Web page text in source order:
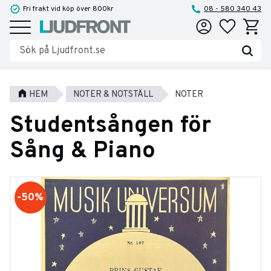
Meny
Fri frakt vid köp över 800kr 08 - 580 340 43
Favoriter
HEM NOTER & NOTSTÄLL NOTER
Studentsången för
Sång & Piano
50%